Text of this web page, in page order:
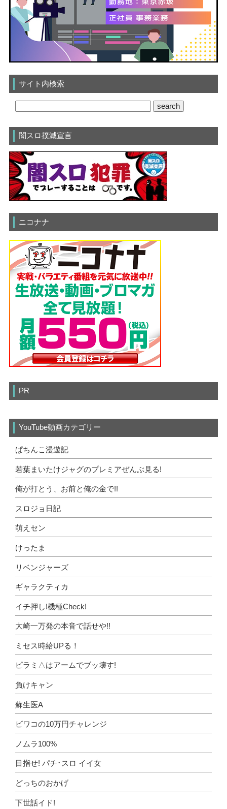
サイト内検索
闇スロ撲滅宣言
ニコナナ
PR
YouTube動画カテゴリー
ぱちんこ漫遊記
若葉まいたけジャグのプレミアぜんぶ見る!
俺が打とう、お前と俺の金で!!
スロジョ日記
萌えセン
けったま
リベンジャーズ
ギャラクティカ
イチ押し!機種Check!
大崎一万発の本音で話せや!!
ミセス時給UPる！
ピラミ△はアームでブッ壊す!
負けキャン
蘇生医A
ビワコの10万円チャレンジ
ノムラ100%
目指せ! パチ･スロ イイ女
どっちのおかげ
下世話イド!